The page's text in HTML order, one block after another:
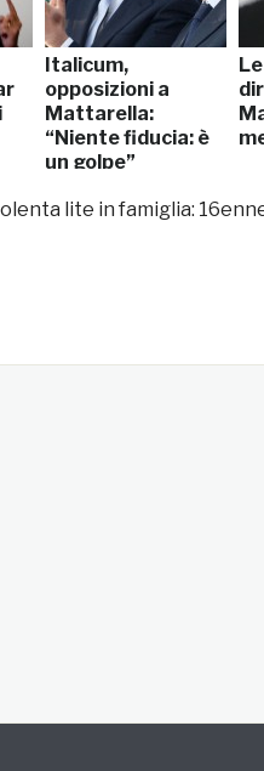
Italicum,
opposizioni a
Mattarella:
“Niente fiducia: è
un golpe”
lite in famiglia: